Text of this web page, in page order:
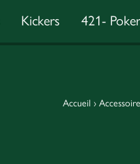
Kickers 421-
Accueil ›